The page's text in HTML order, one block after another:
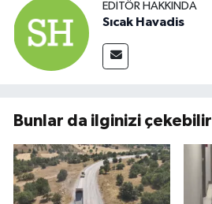
EDITÖR HAKKINDA
Sıcak Havadis
Bunlar da ilginizi çekebilir